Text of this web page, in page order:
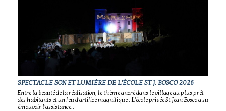
SPECTACLE SON ET LUMIÈRE DE L'ÉCOLE ST J. BOSCO 2026
Entre la beauté de la réalisation, le thème ancré dans le village au plus prêt
des habitants et un feu d'artifice magnifique : L'école privée St Jean Bosco a su
émouvoir l'assistance..